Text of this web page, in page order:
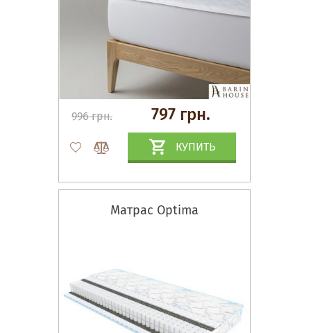
996 грн. 797 грн.
КУПИТЬ
Матрас Optima